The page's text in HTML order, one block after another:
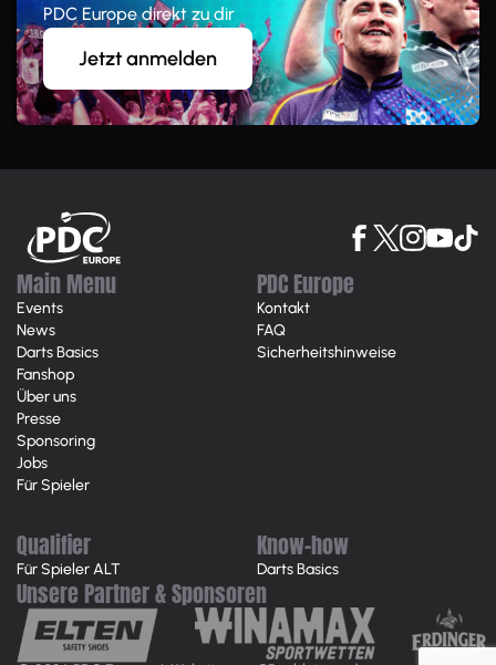
PDC Europe direkt zu dir
Jetzt anmelden
Main Menu
Events
News
Darts Basics
Fanshop
Über uns
Presse
Sponsoring
Jobs
Für Spieler
PDC Europe
Kontakt
FAQ
Sicherheitshinweise
Qualifier
Für Spieler ALT
Know-how
Darts Basics
Unsere Partner & Sponsoren